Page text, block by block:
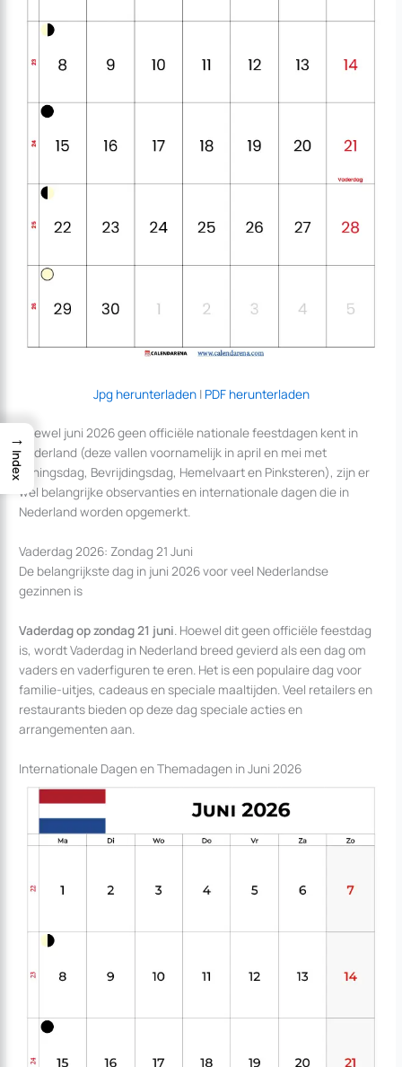
Jpg herunterladen| PDF herunterladen
Hoewel juni 2026 geen officiële nationale feestdagen kent in
Nederland (deze vallen voornamelijk in april en mei met
Koningsdag, Bevrijdingsdag, Hemelvaart en Pinksteren), zijn er
wel belangrijke observanties en internationale dagen die in
Nederland worden opgemerkt.
Vaderdag 2026: Zondag 21 Juni
De belangrijkste dag in juni 2026 voor veel Nederlandse
gezinnen is
Vaderdag op zondag 21 juni. Hoewel dit geen officiële feestdag
is, wordt Vaderdag in Nederland breed gevierd als een dag om
vaders en vaderfiguren te eren. Het is een populaire dag voor
familie-uitjes, cadeaus en speciale maaltijden. Veel retailers en
restaurants bieden op deze dag speciale acties en
arrangementen aan.
Internationale Dagen en Themadagen in Juni 2026
→
Index